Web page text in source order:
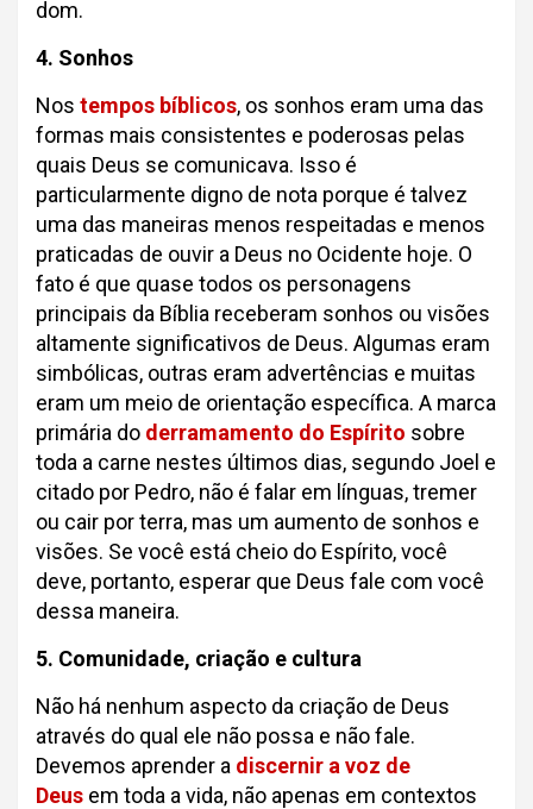
dom.
4. Sonhos
Nos tempos bíblicos, os sonhos eram uma das
formas mais consistentes e poderosas pelas
quais Deus se comunicava. Isso é
particularmente digno de nota porque é talvez
uma das maneiras menos respeitadas e menos
praticadas de ouvir a Deus no Ocidente hoje. O
fato é que quase todos os personagens
principais da Bíblia receberam sonhos ou visões
altamente significativos de Deus. Algumas eram
simbólicas, outras eram advertências e muitas
eram um meio de orientação específica. A marca
primária do derramamento do Espírito sobre
toda a carne nestes últimos dias, segundo Joel e
citado por Pedro, não é falar em línguas, tremer
ou cair por terra, mas um aumento de sonhos e
visões. Se você está cheio do Espírito, você
deve, portanto, esperar que Deus fale com você
dessa maneira.
5. Comunidade, criação e cultura
Não há nenhum aspecto da criação de Deus
através do qual ele não possa e não fale.
Devemos aprender a discernir a voz de
Deus em toda a vida, não apenas em contextos